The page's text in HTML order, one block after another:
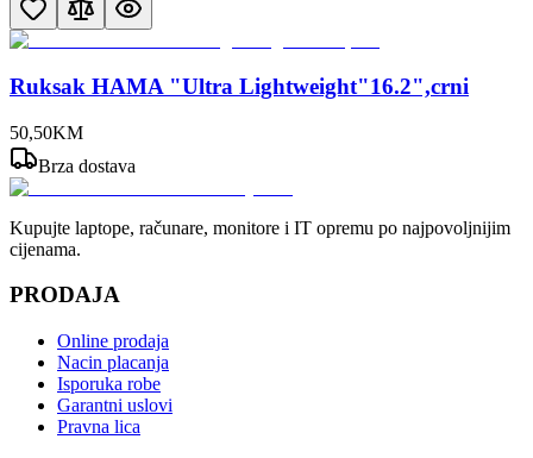
Ruksak HAMA "Ultra Lightweight"16.2",crni
50,50KM
Brza dostava
Kupujte laptope, računare, monitore i IT opremu po najpovoljnijim
cijenama.
PRODAJA
Online prodaja
Nacin placanja
Isporuka robe
Garantni uslovi
Pravna lica